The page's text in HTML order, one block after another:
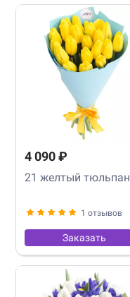
4 090 ₽
21 желтый тюльпан
1 отзывов
Заказать